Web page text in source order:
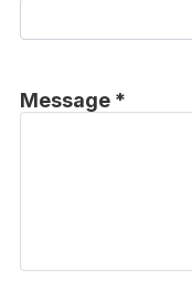
Message *